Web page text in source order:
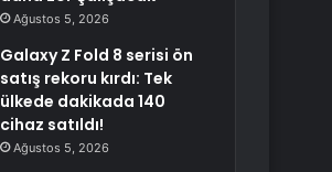
Ağustos 5, 2026
Galaxy Z Fold 8 serisi ön
satış rekoru kırdı: Tek
ülkede dakikada 140
cihaz satıldı!
Ağustos 5, 2026